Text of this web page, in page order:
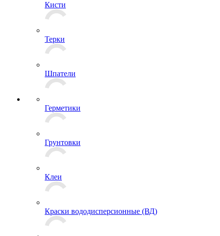
Кисти
Терки
Шпатели
Герметики
Грунтовки
Клеи
Краски вододисперсионные (ВД)